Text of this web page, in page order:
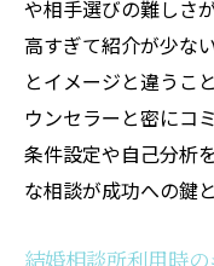
や相手選びの難しさ
高すぎて紹介が少な
とイメージと違うこ
ウンセラーと密にコ
条件設定や自己分析
な相談が成功への鍵
結婚相談所利用時